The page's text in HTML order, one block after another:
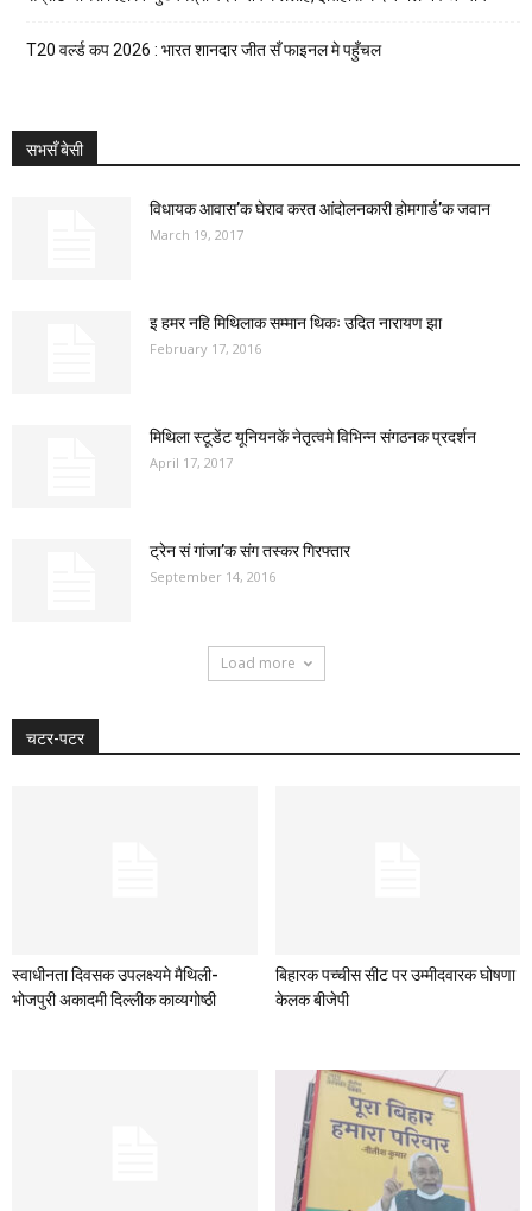
T20 वर्ल्ड कप 2026 : भारत शानदार जीत सँ फाइनल मे पहुँचल
सभसँ बेसी
विधायक आवास’क घेराव करत आंदोलनकारी होमगार्ड’क जवान
March 19, 2017
इ हमर नहि मिथिलाक सम्मान थिकः उदित नारायण झा
February 17, 2016
मिथिला स्टूडेंट यूनियनकें नेतृत्वमे विभिन्न संगठनक प्रदर्शन
April 17, 2017
ट्रेन सं गांजा’क संग तस्कर गिरफ्तार
September 14, 2016
Load more
चटर-पटर
स्वाधीनता दिवसक उपलक्ष्यमे मैथिली-
भोजपुरी अकादमी दिल्लीक काव्यगोष्ठी
बिहारक पच्चीस सीट पर उम्मीदवारक घोषणा
केलक बीजेपी